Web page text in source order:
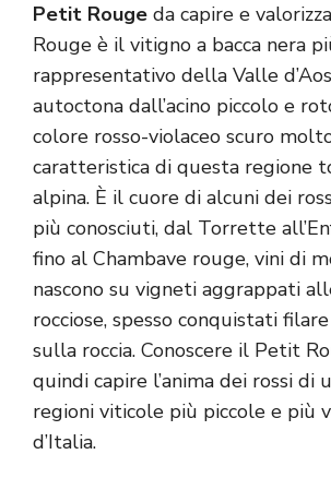
Petit Rouge da capire e
Rouge è il vitigno a bacca nera
rappresentativo della Valle
autoctona dall’acino piccolo e
colore rosso-violaceo scuro
caratteristica di questa regione
alpina. È il cuore di alcuni dei
più conosciuti, dal Torrette
fino al Chambave rouge, vini di
nascono su vigneti aggrappati
rocciose, spesso conquistati
sulla roccia. Conoscere il Petit
quindi capire l’anima dei rossi di
regioni viticole più piccole e più
d’Italia.